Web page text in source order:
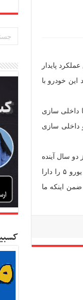
پایدار
و تولید این خودرو با
شده و این خودرو با داخلی سازی
۹۵ درصد بدنه این خودرو داخلی سازی
طبق قانون از دو سال آینده
باید این استاندارد اجرایی شود ولی اگر سوخت مناسب عرضه شود، ما آمادگی تولید خودرو یورو ۵ را دارا
عبور کردیم، ضمن اینکه ما